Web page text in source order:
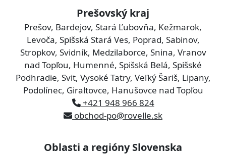
Prešovský kraj
Prešov, Bardejov, Stará Ľubovňa, Kežmarok,
Levoča, Spišská Stará Ves, Poprad, Sabinov,
Stropkov, Svidník, Medzilaborce, Snina, Vranov
nad Topľou, Humenné, Spišská Belá, Spišské
Podhradie, Svit, Vysoké Tatry, Veľký Šariš, Lipany,
Podolínec, Giraltovce, Hanušovce nad Topľou
+421 948 966 824
obchod-po@rovelle.sk
Oblasti a regióny Slovenska